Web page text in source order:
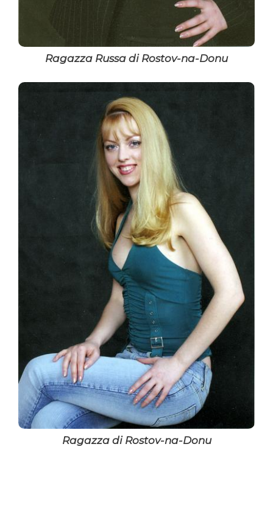
Ragazza Russa di Rostov-na-Donu
Ragazza di Rostov-na-Donu